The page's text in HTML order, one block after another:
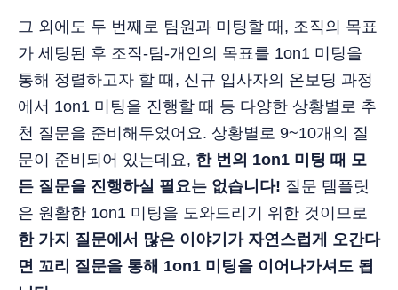
그 외에도 두 번째로 팀원과 미팅할 때, 조직의 목표
가 세팅된 후 조직-팀-개인의 목표를 1on1 미팅을
통해 정렬하고자 할 때, 신규 입사자의 온보딩 과정
에서 1on1 미팅을 진행할 때 등 다양한 상황별로 추
천 질문을 준비해두었어요. 상황별로 9~10개의 질
문이 준비되어 있는데요, 한 번의 1on1 미팅 때 모
든 질문을 진행하실 필요는 없습니다! 질문 템플릿
은 원활한 1on1 미팅을 도와드리기 위한 것이므로
한 가지 질문에서 많은 이야기가 자연스럽게 오간다
면 꼬리 질문을 통해 1on1 미팅을 이어나가셔도 됩